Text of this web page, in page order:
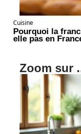
Cuisine
Pourquoi la
elle pas en
Zoom sur